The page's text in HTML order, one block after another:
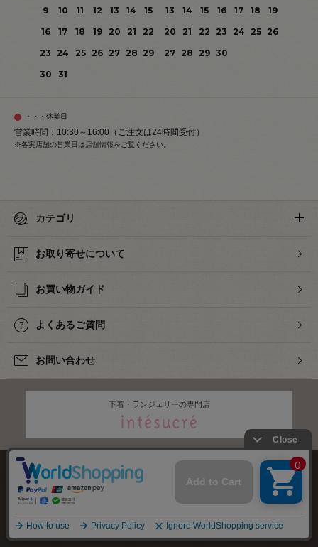
9
10 11 12 13 14
15
16
17 18 19 20 21
22
23
24 25 26 27 28 29
30
31
13
14 15 16 17 18
19
20
21 22 23 24 25
26
27 28 29 30
・・・休業日
営業時間：10:30～16:00（ご注文は24時間受付）
※各実店舗の営業日は店舗情報をご覧ください。
カテゴリ
お取り寄せについて
お買い物ガイド
よくあるご質問
お問い合わせ
下着・ランジェリーの専門店
株式会社オカダヤ
特定商取引法に基づく表記 プライバシーポリシー サイトマップ
2012-2026OKADAYA CO.,LTD.